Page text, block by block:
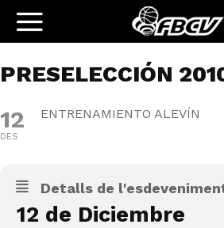
PRESELECCIÓN
12
DES
ENTRENAMIENTO ALEVÍN
Detalls de
12 de Diciembre